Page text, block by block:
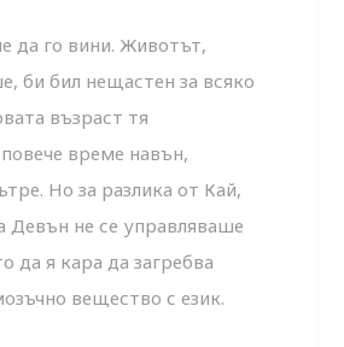
да го вини. Животът,
би бил нещастен за всяко
възраст тя
време навън,
Но за разлика от Кай,
Девън не се управляваше
да я кара да загребва
вещество с език.